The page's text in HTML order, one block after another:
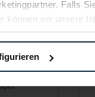
Falls
wir unsere
Sie
oder dort